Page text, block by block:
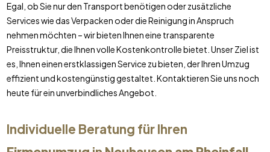
Egal, ob Sie nur den Transport benötigen oder zusätzliche
Services wie das Verpacken oder die Reinigung in Anspruch
nehmen möchten – wir bieten Ihnen eine transparente
Preisstruktur, die Ihnen volle Kostenkontrolle bietet. Unser Ziel ist
es, Ihnen einen erstklassigen Service zu bieten, der Ihren Umzug
effizient und kostengünstig gestaltet. Kontaktieren Sie uns noch
heute für ein unverbindliches Angebot.
Individuelle Beratung für Ihren